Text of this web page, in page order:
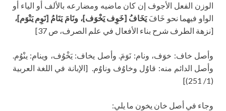
الوزن الفعل الأجوف إن كان ماضيه ومضارعه بالألف أو الياء أو
الواو فيهما نحو خَافَيَخَافُ [خَوِف يَخْوَف]، ونَامَ يَنَامُ [نَوِم يَنْوَم]،
[نزهة الطرف شرح بناء الأفعال في علم الصرف، ص 37]
وأصل خاف: خوَف، ونام: نَوَمَ. وأصل يخاف: يَخْوُف، وينام: ينْوُم.
وأصل الدائم منه: قاوُل وخاوُف وناوُم. [الإبانة في اللغة العربية
(1/ 251)]
وجاء في أصل خان يخون ما يلي: